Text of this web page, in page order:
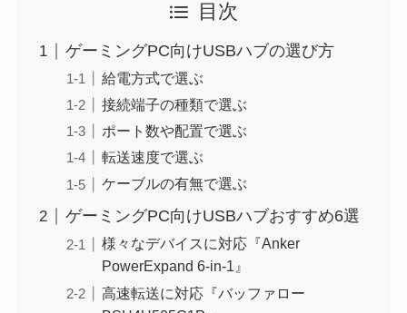
目次
ゲーミングPC向けUSBハブの選び方
給電方式で選ぶ
接続端子の種類で選ぶ
ポート数や配置で選ぶ
転送速度で選ぶ
ケーブルの有無で選ぶ
ゲーミングPC向けUSBハブおすすめ6選
様々なデバイスに対応『Anker
PowerExpand 6-in-1』
高速転送に対応『バッファロー